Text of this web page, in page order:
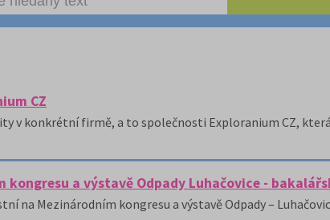
CZ
v konkrétní firmě, a to společnosti Exploranium CZ,
a výstavě Odpady Luhačovice -
Mezinárodním kongresu a výstavě Odpady –